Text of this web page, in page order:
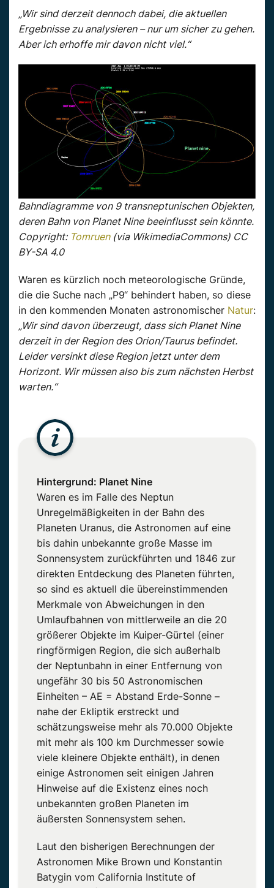
„Wir sind derzeit dennoch dabei, die aktuellen
Ergebnisse zu analysieren – nur um sicher zu gehen.
Aber ich erhoffe mir davon nicht viel.“
Bahndiagramme von 9 transneptunischen Objekten,
deren Bahn von Planet Nine beeinflusst sein könnte.
Copyright: Tomruen(via WikimediaCommons) CC
BY-SA 4.0
Waren es kürzlich noch meteorologische Gründe,
die die Suche nach „P9“ behindert haben, so diese
in den kommenden Monaten astronomischer Natur:
„Wir sind davon überzeugt, dass sich Planet Nine
derzeit in der Region des Orion/Taurus befindet.
Leider versinkt diese Region jetzt unter dem
Horizont. Wir müssen also bis zum nächsten Herbst
warten.“
Hintergrund: Planet Nine
Waren es im Falle des Neptun
Unregelmäßigkeiten in der Bahn des
Planeten Uranus, die Astronomen auf eine
bis dahin unbekannte große Masse im
Sonnensystem zurückführten und 1846 zur
direkten Entdeckung des Planeten führten,
so sind es aktuell die übereinstimmenden
Merkmale von Abweichungen in den
Umlaufbahnen von mittlerweile an die 20
größerer Objekte im Kuiper-Gürtel (einer
ringförmigen Region, die sich außerhalb
der Neptunbahn in einer Entfernung von
ungefähr 30 bis 50 Astronomischen
Einheiten – AE = Abstand Erde-Sonne –
nahe der Ekliptik erstreckt und
schätzungsweise mehr als 70.000 Objekte
mit mehr als 100 km Durchmesser sowie
viele kleinere Objekte enthält), in denen
einige Astronomen seit einigen Jahren
Hinweise auf die Existenz eines noch
unbekannten großen Planeten im
äußersten Sonnensystem sehen.
Laut den bisherigen Berechnungen der
Astronomen Mike Brown und Konstantin
Batygin vom California Institute of